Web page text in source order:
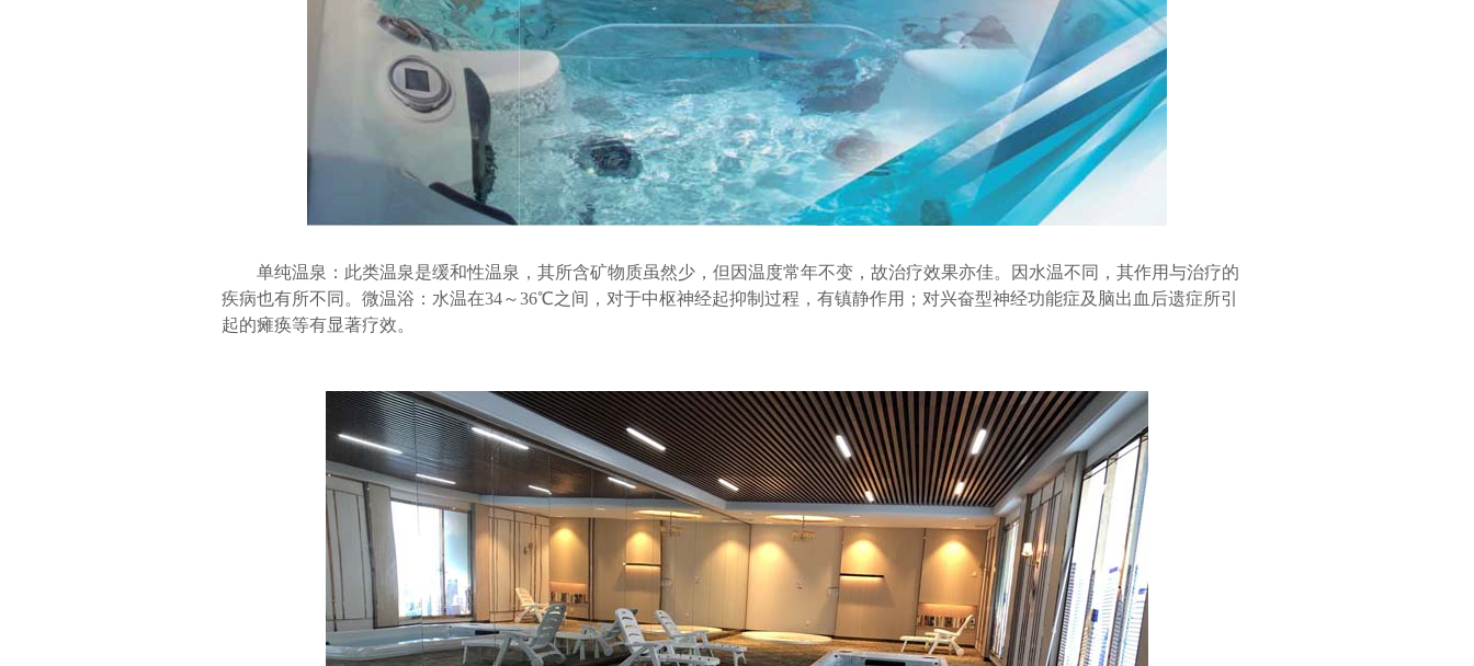
单纯温泉：此类温泉是缓和性温泉，其所含矿物质虽然少，但因温度常年不变，故治疗效果亦佳。因水温不同，其作用与治疗的
疾病也有所不同。微温浴：水温在34～36℃之间，对于中枢神经起抑制过程，有镇静作用；对兴奋型神经功能症及脑出血后遗症所引
起的瘫痪等有显著疗效。